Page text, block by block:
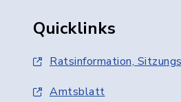
Quicklinks
Ratsinformation,
Amtsblatt